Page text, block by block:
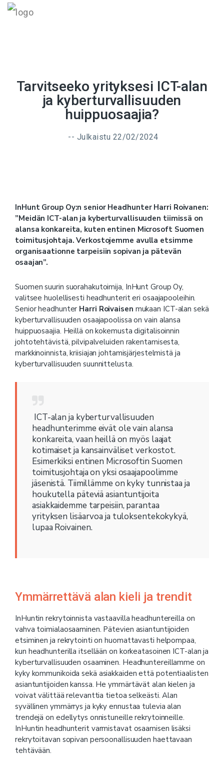
Tarvitseeko yrityksesi ICT-alan
ja kyberturvallisuuden
huippuosaajia?
-- Julkaistu 22/02/2024
InHunt Group Oy:n senior Headhunter Harri Roivanen:
”Meidän ICT-alan ja kyberturvallisuuden tiimissä on
alansa konkareita, kuten entinen Microsoft Suomen
toimitusjohtaja. Verkostojemme avulla etsimme
organisaationne tarpeisiin sopivan ja pätevän
osaajan”.
Suomen suurin suorahakutoimija, InHunt Group Oy,
valitsee huolellisesti headhunterit eri osaajapooleihin.
Senior headhunter Harri Roivaisen mukaan ICT-alan sekä
kyberturvallisuuden osaajapoolissa on vain alansa
huippuosaajia. Heillä on kokemusta digitalisoinnin
johtotehtävistä, pilvipalveluiden rakentamisesta,
markkinoinnista, kriisiajan johtamisjärjestelmistä ja
kyberturvallisuuden suunnittelusta.
ICT-alan ja kyberturvallisuuden
headhunterimme eivät ole vain alansa
konkareita, vaan heillä on myös laajat
kotimaiset ja kansainväliset verkostot.
Esimerkiksi entinen Microsoftin Suomen
toimitusjohtaja on yksi osaajapoolimme
jäsenistä. Tiimillämme on kyky tunnistaa ja
houkutella päteviä asiantuntijoita
asiakkaidemme tarpeisiin, parantaa
yrityksen lisäarvoa ja tuloksentekokykyä,
lupaa Roivainen.
Ymmärrettävä alan kieli ja trendit
InHuntin rekrytoinnista vastaavilla headhuntereilla on
vahva toimialaosaaminen. Pätevien asiantuntijoiden
etsiminen ja rekrytointi on huomattavasti helpompaa,
kun headhunterilla itsellään on korkeatasoinen ICT-alan ja
kyberturvallisuuden osaaminen. Headhuntereillamme on
kyky kommunikoida sekä asiakkaiden että potentiaalisten
asiantuntijoiden kanssa. He ymmärtävät alan kielen ja
voivat välittää relevanttia tietoa selkeästi. Alan
syvällinen ymmärrys ja kyky ennustaa tulevia alan
trendejä on edellytys onnistuneille rekrytoinneille.
InHuntin headhunterit varmistavat osaamisen lisäksi
rekrytoitavan sopivan persoonallisuuden haettavaan
tehtävään.